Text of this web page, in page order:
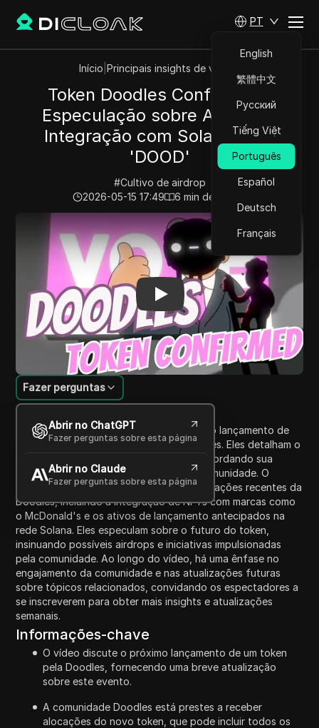
PT
English
繁體中文
Русский
Tiếng Việt
Português
Español
Deutsch
Français
Início Principais insights de vídeos
Token Doodles Confirmado!
Especulação sobre Airdrop e
Integração com Solana para
'DOOD'
#Cultivo de airdrop
2026-05-15 17:49
6 min de leitura
Play Video:Token Doodles Confirmado! Especulação
Introdução ao Conteúdo
Fazer perguntas
Abrir no ChatGPT
Fazer perguntas sobre esta página
Abrir no Claude
Fazer perguntas sobre esta página
Neste vídeo, o anfitrião discute o próximo lançamento de
um novo token de criptomoeda da Doodles. Eles detalham o
que esse lançamento de token implica, abordando sua
utilidade potencial e alocações para a comunidade. O
anfitrião também reflete sobre as colaborações recentes da
Doodles, incluindo a integração de NFTs com marcas como
o McDonald's e os ativos de lançamento antecipados na
rede Solana. Eles especulam sobre o futuro do token,
insinuando possíveis airdrops e iniciativas impulsionadas
pela comunidade. Ao longo do vídeo, há uma ênfase no
engajamento da comunidade e nas atualizações futuras
sobre tópicos relacionados, convidando os espectadores a
se inscreverem para obter mais insights e atualizações
semanais.
Informações-chave
O vídeo discute o próximo lançamento de um token
pela Doodles, fornecendo uma breve atualização
sobre este evento.
A comunidade Doodles está prestes a receber
alocações do novo token, que pode incluir todos os